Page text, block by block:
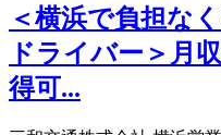
＜横浜で負担な
ドライバー＞月
得可...